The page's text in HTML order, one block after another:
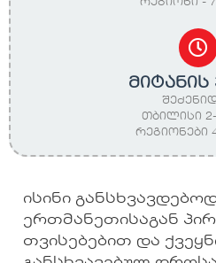
რეგიონი -
მიტანის
თბილისი
რეგიონები
ისინი
ერთმანეთისაგან
თვისებებით და